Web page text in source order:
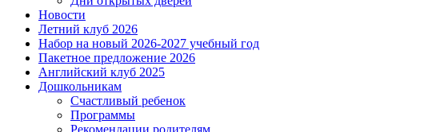
Новости
Летний клуб 2026
Набор на новый 2026-2027 учебный год
Пакетное предложение 2026
Английский клуб 2025
Дошкольникам
Счастливый ребенок
Программы